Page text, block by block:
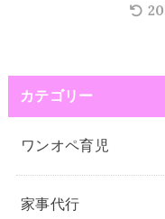
カテゴリー
ワンオペ育児
家事代行